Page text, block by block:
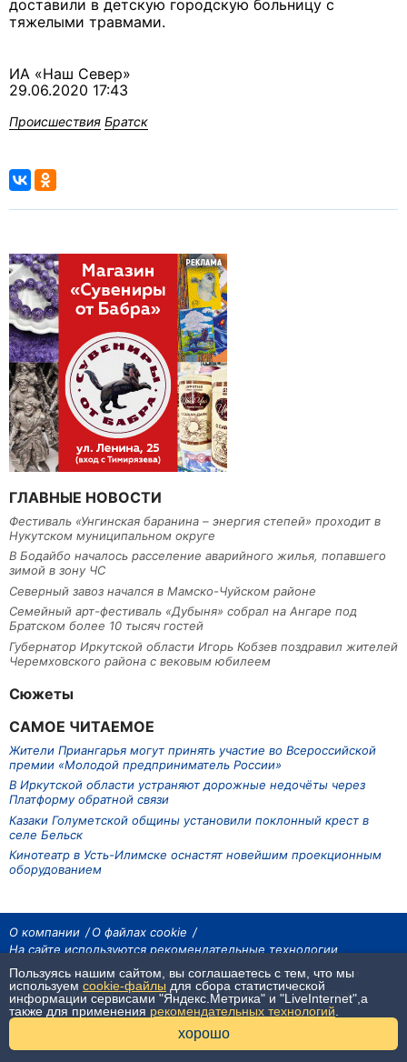
доставили в детскую городскую больницу с
тяжелыми травмами.
ИА «Наш Север»
29.06.2020 17:43
Происшествия Братск
ГЛАВНЫЕ НОВОСТИ
Фестиваль «Унгинская баранина – энергия степей» проходит в
Нукутском муниципальном округе
В Бодайбо началось расселение аварийного жилья, попавшего
зимой в зону ЧС
Северный завоз начался в Мамско-Чуйском районе
Семейный арт-фестиваль «Дубыня» собрал на Ангаре под
Братском более 10 тысяч гостей
Губернатор Иркутской области Игорь Кобзев поздравил жителей
Черемховского района с вековым юбилеем
Сюжеты
САМОЕ ЧИТАЕМОЕ
Жители Приангарья могут принять участие во Всероссийской
премии «Молодой предприниматель России»
В Иркутской области устраняют дорожные недочёты через
Платформу обратной связи
Казаки Голуметской общины установили поклонный крест в
селе Бельск
Кинотеатр в Усть-Илимске оснастят новейшим проекционным
оборудованием
О компании
О файлах cookie
На сайте используются рекомендательные технологии
На сайте размещаются материалы ИА «Наш Север». Все права охраняются
законом.
При использовании материалов агентства на других сайтах, обязательна
гиперссылка.
Пользуясь нашим сайтом, вы соглашаетесь с тем, что мы
используем cookie-файлы для сбора статистической
информации сервисами "Яндекс.Метрика" и "LiveInternet",а
также для применения рекомендательных технологий
хорошо